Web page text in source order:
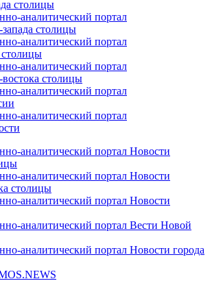
столицы
аналитический портал
столицы
аналитический портал
аналитический портал
столицы
аналитический портал
аналитический портал
аналитический портал Новости
аналитический портал Новости
столицы
аналитический портал Новости
аналитический портал Вести Новой
аналитический портал Новости города